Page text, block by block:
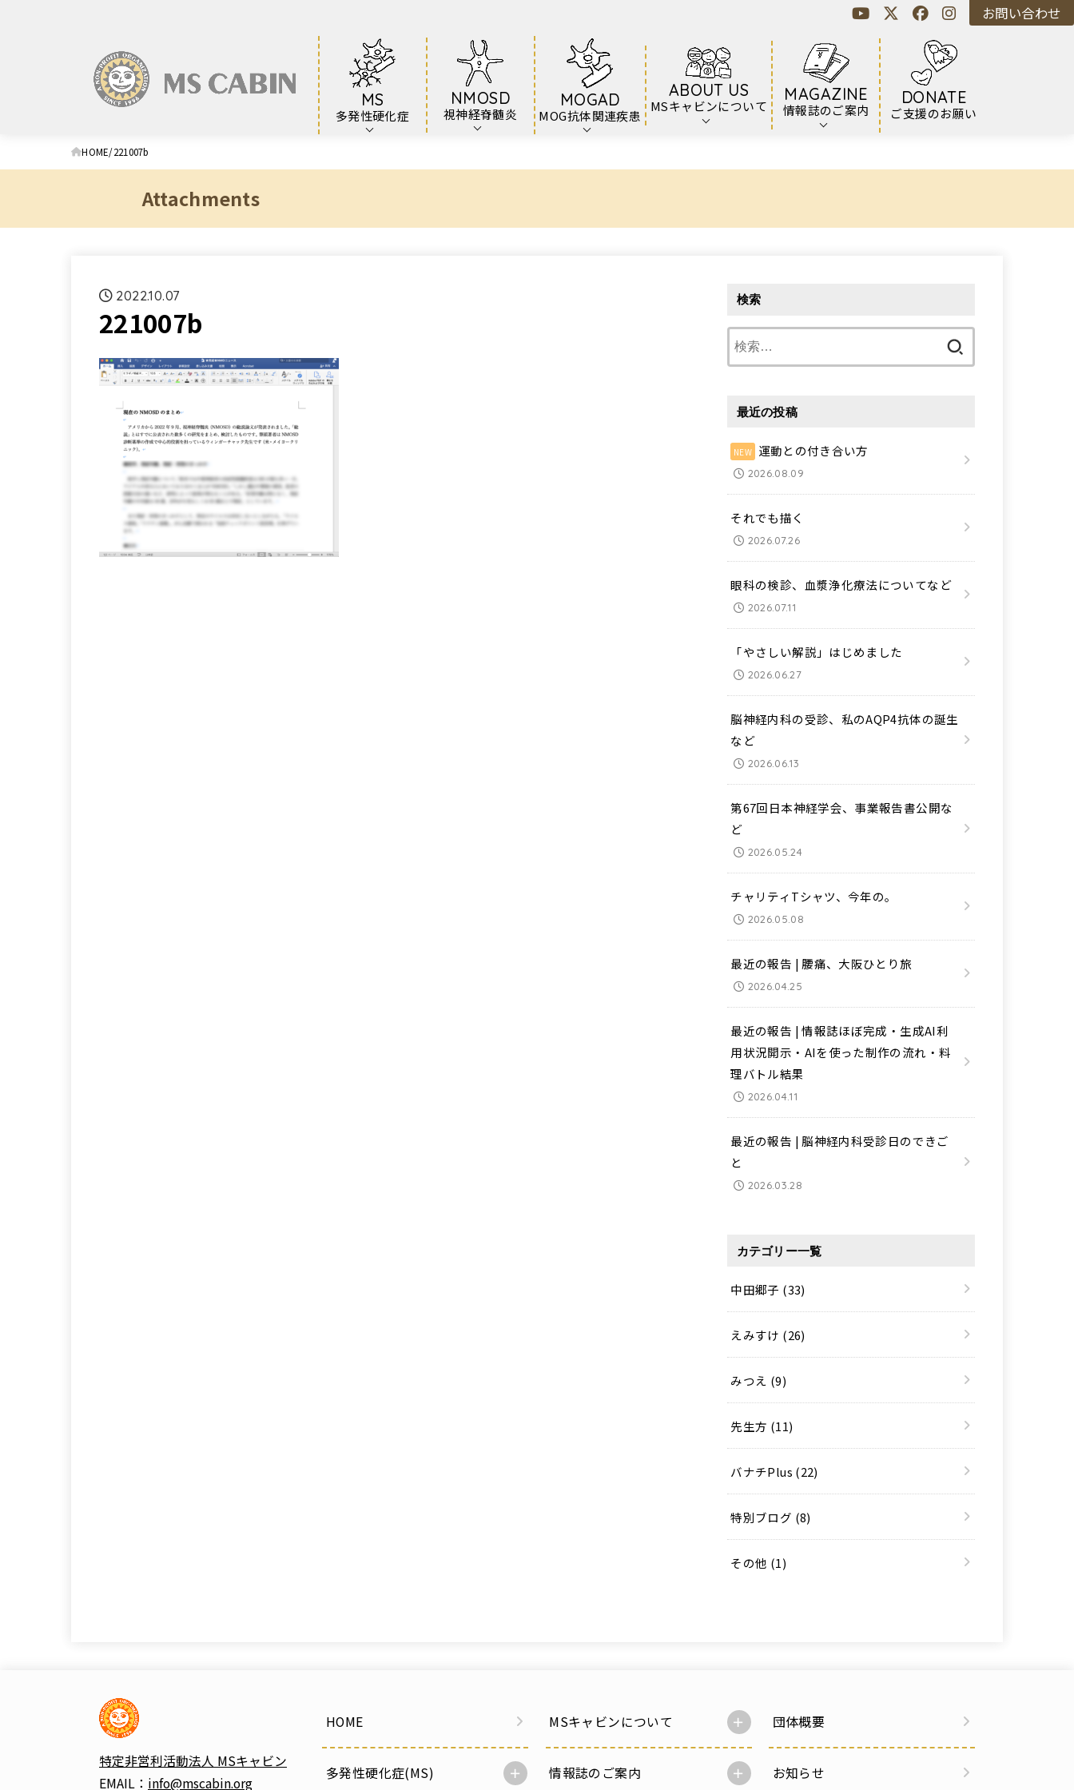
MS
多発性硬化症
NMOSD
視神経脊髄炎
MOGAD
MOG抗体関連疾患
ABOUT US
MSキャビンについて
MAGAZINE
情報誌のご案内
DONATE
ご支援のお願い
お問い合わせ
HOME 221007b
Attachments
2022.10.07
221007b
検索
最近の投稿
運動との付き合い方
2026.08.09
それでも描く
2026.07.26
眼科の検診、血漿浄化療法についてなど
2026.07.11
「やさしい解説」はじめました
2026.06.27
脳神経内科の受診、私のAQP4抗体の誕生
など
2026.06.13
第67回日本神経学会、事業報告書公開な
ど
2026.05.24
チャリティTシャツ、今年の。
2026.05.08
最近の報告 | 腰痛、大阪ひとり旅
2026.04.25
最近の報告 | 情報誌ほぼ完成・生成AI利
用状況開示・AIを使った制作の流れ・料
理バトル結果
2026.04.11
最近の報告 | 脳神経内科受診日のできご
と
2026.03.28
カテゴリー一覧
中田郷子 (33)
えみすけ (26)
みつえ (9)
先生方 (11)
バナチPlus (22)
特別ブログ (8)
その他 (1)
特定非営利活動法人 MSキャビン
EMAIL： info@mscabin.org
HOME
多発性硬化症(MS)
MSキャビンについて
情報誌のご案内
団体概要
お知らせ